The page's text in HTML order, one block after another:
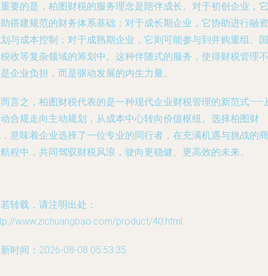
要的是，柏图财税的服务理念是陪伴成长。对于初创企业，它
搭建规范的财务体系基础；对于成长期企业，它协助进行融资
与成本控制；对于成熟期企业，它则可能参与到并购重组、国
收等复杂领域的筹划中。这种伴随式的服务，使得财税管理不
企业负担，而是驱动发展的内生力量。
言之，柏图财税代表的是一种现代企业财税管理的新范式——
合规走向主动规划，从成本中心转向价值枢纽。选择柏图财
意味着企业选择了一位专业的同行者，在充满机遇与挑战的商
程中，共同驾驭财税风浪，驶向更稳健、更高效的未来。
转载，请注明出处：
www.zichuangbao.com/product/40.html
时间：2026-08-08 05:53:35